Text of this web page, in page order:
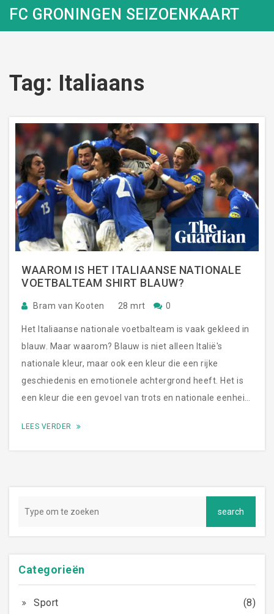
FC GRONINGEN SEIZOENKAART
Tag: Italiaans
WAAROM IS HET ITALIAANSE NATIONALE
VOETBALTEAM SHIRT BLAUW?
Bram van Kooten 28 mrt 0
Het Italiaanse nationale voetbalteam is vaak gekleed in
blauw. Maar waarom? Blauw is niet alleen Italië's
nationale kleur, maar ook een kleur die een rijke
geschiedenis en emotionele achtergrond heeft. Het is
een kleur die een gevoel van trots en nationale eenheid
veerkracht van het Italiaanse volk. Door het dragen van
maar ook een die Italië dicht bij elkaar brengt.
LEES VERDER
Categorieën
Sport
(8)